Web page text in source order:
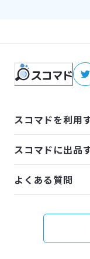
スコマドを利用
スコマドに出品
よくある質問